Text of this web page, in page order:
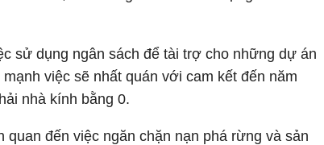
sử dụng ngân sách để tài trợ cho những dự án
việc sẽ nhất quán với cam kết đến năm
nhà kính bằng 0.
quan đến việc ngăn chặn nạn phá rừng và sản